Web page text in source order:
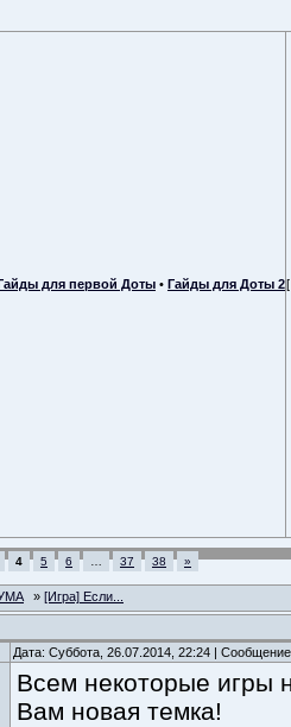
для первой Доты • Гайды для Доты 2
4 5 6 37 38 »
» [Игра] Если...
Дата: Суббота, 26.07.2014, 22:24 |
Всем некоторые игры
Вам новая темка!